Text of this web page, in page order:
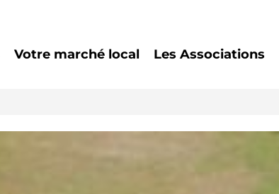
Votre marché local Les Associations